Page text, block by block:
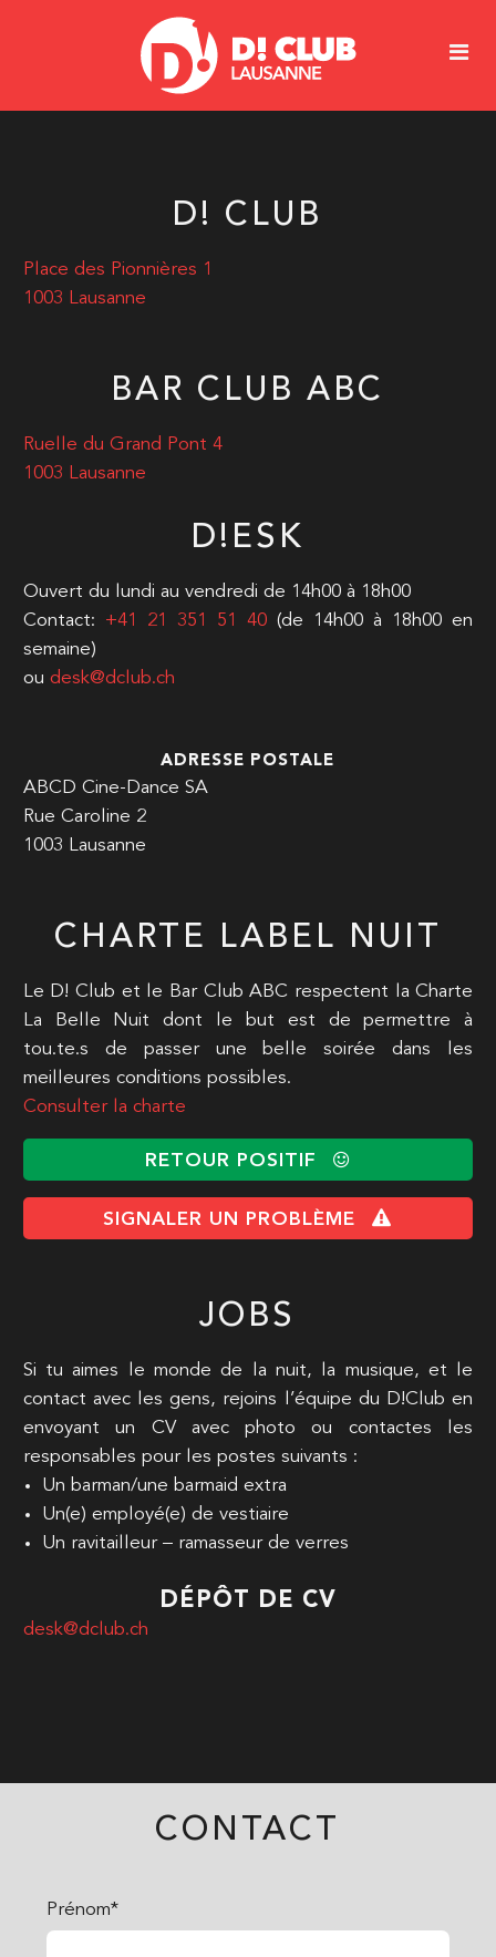
D! CLUB
Place des Pionnières 1
1003 Lausanne
BAR CLUB ABC
Ruelle du Grand Pont 4
1003 Lausanne
D!ESK
Ouvert du lundi au vendredi de 14h00 à 18h00
Contact: +41 21 351 51 40 (de 14h00 à 18h00 en
semaine)
ou desk@dclub.ch
ADRESSE POSTALE
ABCD Cine-Dance SA
Rue Caroline 2
1003 Lausanne
CHARTE LABEL NUIT
Le D! Club et le Bar Club ABC respectent la Charte
La Belle Nuit dont le but est de permettre à
tou.te.s de passer une belle soirée dans les
meilleures conditions possibles.
Consulter la charte
RETOUR POSITIF
SIGNALER UN PROBLÈME
JOBS
Si tu aimes le monde de la nuit, la musique, et le
contact avec les gens, rejoins l’équipe du D!Club en
envoyant un CV avec photo ou contactes les
responsables pour les postes suivants :
Un barman/une barmaid extra
Un(e) employé(e) de vestiaire
Un ravitailleur – ramasseur de verres
DÉPÔT DE CV
desk@dclub.ch
CONTACT
Prénom*